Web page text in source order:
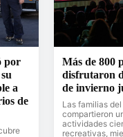
por
a
de
Más de 800
disfrutaron
de invierno
Las familias
compartieron
actividades
recreativas,